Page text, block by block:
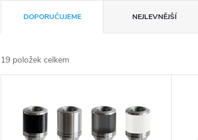
e
n
DOPORUČUJEME NEJLEVNĚJŠÍ
19 položek celkem